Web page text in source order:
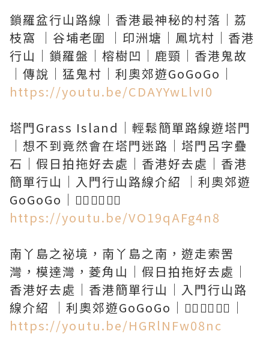
鎖羅盆行山路線｜香港最神秘的村落｜荔
枝窩 ｜谷埔老圍 ｜印洲塘｜鳳坑村｜香港
行山｜鎖羅盤｜榕樹凹｜鹿頸｜香港鬼故
https://youtu.be/CDAYYwLlvI0
塔門Grass Island｜輕鬆簡單路線遊塔門
｜想不到竟然會在塔門迷路｜塔門呂字疊
石｜假日拍拖好去處｜香港好去處｜香港
簡單行山｜入門行山路線介紹 ｜利奧郊遊
https://youtu.be/VO19qAFg4n8
南丫島之祕境，南丫島之南，遊走索罟
灣，模達灣，菱角山｜假日拍拖好去處｜
香港好去處｜香港簡單行山｜入門行山路
https://youtu.be/HGRlNFw08nc